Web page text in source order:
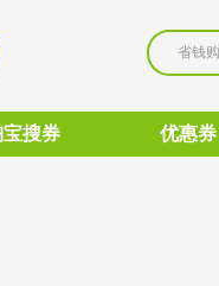
省钱购
宝搜券 优惠券